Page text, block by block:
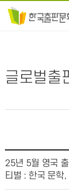
글로벌출
25년 5월 영국
티벌 : 한국 문학